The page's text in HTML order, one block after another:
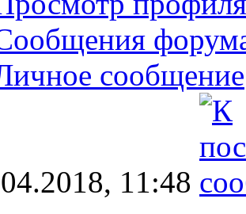
сообщение
11:48